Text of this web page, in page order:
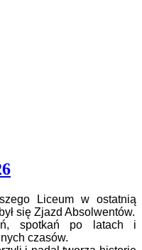
Liceum w ostatnią
się Zjazd Absolwentów.
spotkań po latach i
czasów.